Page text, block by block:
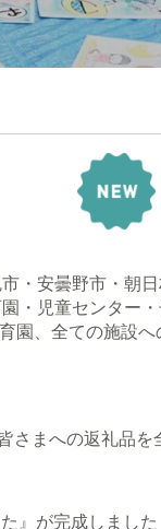
・安曇野市・朝
・児童センター
園、全ての施設
さまへの返礼品
』が完成しました